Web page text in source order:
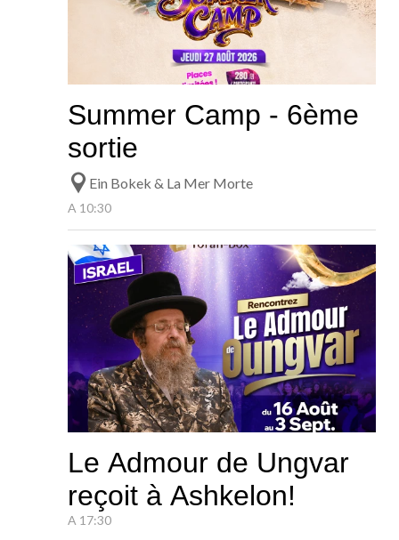
Summer Camp - 6ème
sortie
Ein Bokek & La Mer Morte
A 10:30
Le Admour de Ungvar
reçoit à Ashkelon!
A 17:30